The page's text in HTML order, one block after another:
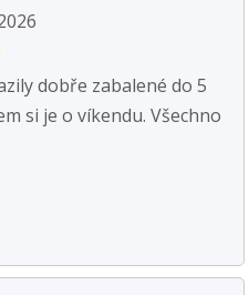
dobře zabalené do 5
si je o víkendu. Všechno